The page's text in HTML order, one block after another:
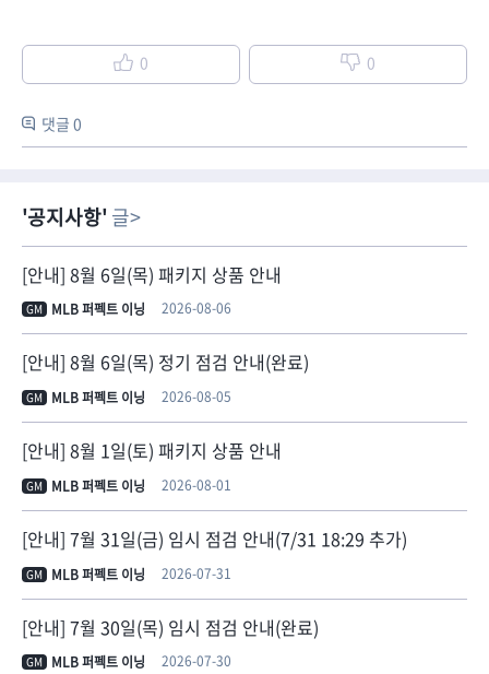
0 0
댓글 0
공지사항 글
[안내] 8월 6일(목) 패키지 상품 안내
GM MLB 퍼펙트 이닝 2026-08-06
[안내] 8월 6일(목) 정기 점검 안내(완료)
GM MLB 퍼펙트 이닝 2026-08-05
[안내] 8월 1일(토) 패키지 상품 안내
GM MLB 퍼펙트 이닝 2026-08-01
[안내] 7월 31일(금) 임시 점검 안내(7/31 18:29 추가)
GM MLB 퍼펙트 이닝 2026-07-31
[안내] 7월 30일(목) 임시 점검 안내(완료)
GM MLB 퍼펙트 이닝 2026-07-30